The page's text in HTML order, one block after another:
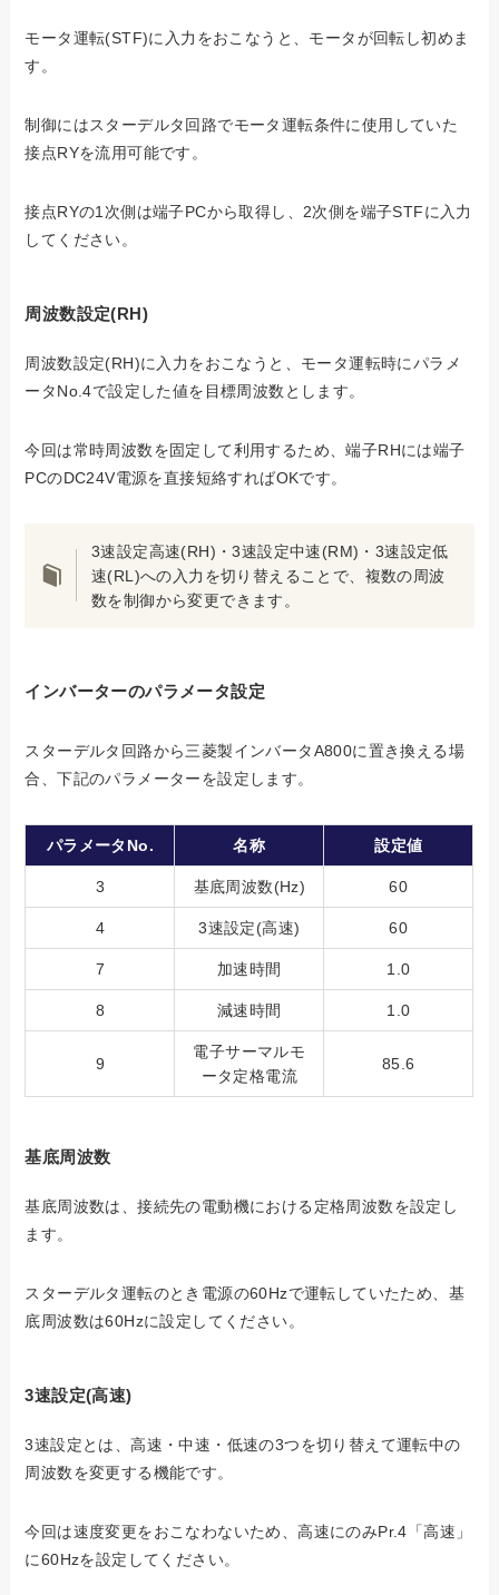
モータ運転(STF)に入力をおこなうと、モータが回転し初めま
す。
制御にはスターデルタ回路でモータ運転条件に使用していた
接点RYを流用可能です。
接点RYの1次側は端子PCから取得し、2次側を端子STFに入力
してください。
周波数設定(RH)
周波数設定(RH)に入力をおこなうと、モータ運転時にパラメ
ータNo.4で設定した値を目標周波数とします。
今回は常時周波数を固定して利用するため、端子RHには端子
PCのDC24V電源を直接短絡すればOKです。
3速設定高速(RH)・3速設定中速(RM)・3速設定低
速(RL)への入力を切り替えることで、複数の周波
数を制御から変更できます。
インバーターのパラメータ設定
スターデルタ回路から三菱製インバータA800に置き換える場
合、下記のパラメーターを設定します。
パラメータNo. 名称 設定値
3 基底周波数(Hz) 60
4 3速設定(高速) 60
7 加速時間 1.0
8 減速時間 1.0
9
電子サーマルモ
ータ定格電流
85.6
基底周波数
基底周波数は、接続先の電動機における定格周波数を設定し
ます。
スターデルタ運転のとき電源の60Hzで運転していたため、基
底周波数は60Hzに設定してください。
3速設定(高速)
3速設定とは、高速・中速・低速の3つを切り替えて運転中の
周波数を変更する機能です。
今回は速度変更をおこなわないため、高速にのみPr.4「高速」
に60Hzを設定してください。